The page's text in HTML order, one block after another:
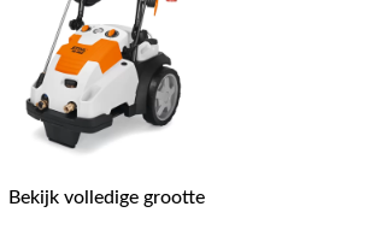
Bekijk volledige grootte